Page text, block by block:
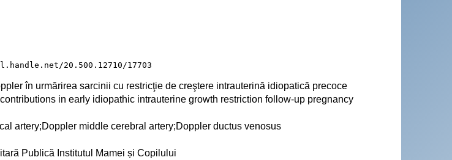
20.500.12710/17703
în urmărirea sarcinii cu restricţie de creştere intrauterină idiopatică precoce
in early idiopathic intrauterine growth restriction follow-up pregnancy
artery;Doppler middle cerebral artery;Doppler ductus venosus
Publică Institutul Mamei și Copilului